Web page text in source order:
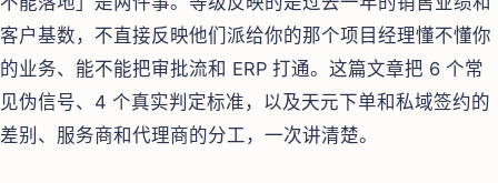
客户基数，不直接反映他们派给你的那个项目经理懂不懂你
的业务、能不能把审批流和 ERP 打通。这篇文章把 6 个常
见伪信号、4 个真实判定标准，以及天元下单和私域签约的
差别、服务商和代理商的分工，一次讲清楚。